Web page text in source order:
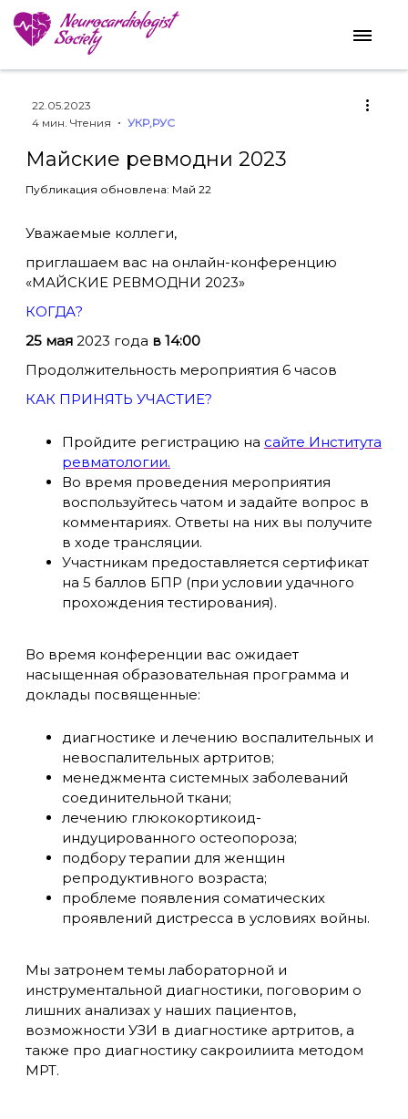
22.05.2023
4 мин. Чтения
УКР,РУС
Майские ревмодни 2023
Публикация обновлена: Май 22
Уважаемые коллеги,
приглашаем вас на онлайн-конференцию
«МАЙСКИЕ РЕВМОДНИ 2023»
КОГДА?
25 мая 2023 года в 14:00
Продолжительность мероприятия 6 часов
КАК ПРИНЯТЬ УЧАСТИЕ?
Пройдите регистрацию на сайте Института
ревматологии.
Во время проведения мероприятия
воспользуйтесь чатом и задайте вопрос в
комментариях. Ответы на них вы получите
в ходе трансляции.
Участникам предоставляется сертификат
на 5 баллов БПР (при условии удачного
прохождения тестирования).
Во время конференции вас ожидает
насыщенная образовательная программа и
доклады посвященные:
диагностике и лечению воспалительных и
невоспалительных артритов;
менеджмента системных заболеваний
соединительной ткани;
лечению глюкокортикоид-
индуцированного остеопороза;
подбору терапии для женщин
репродуктивного возраста;
проблеме появления соматических
проявлений дистресса в условиях войны.
Мы затронем темы лабораторной и
инструментальной диагностики, поговорим о
лишних анализах у наших пациентов,
возможности УЗИ в диагностике артритов, а
также про диагностику сакроилиита методом
МРТ.